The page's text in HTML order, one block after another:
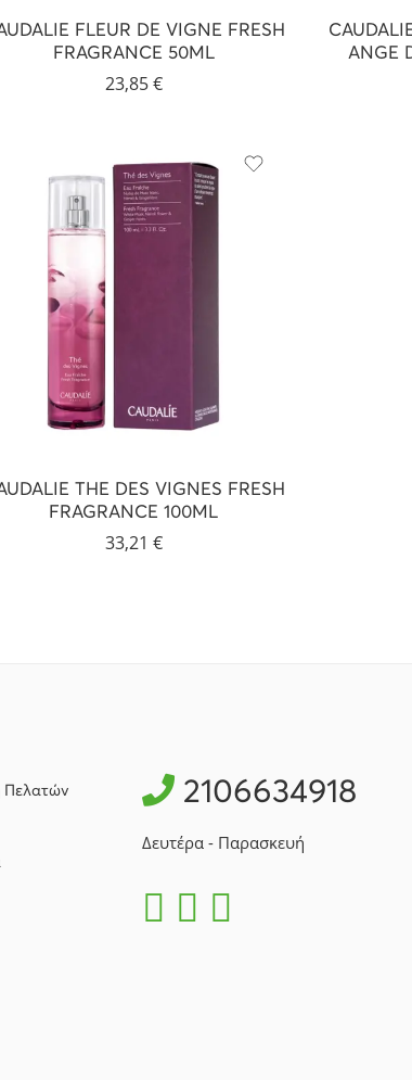
FLEUR DE VIGNE FRESH
FRAGRANCE 50ML
23,85€
ANGE
THE DES VIGNES FRESH
FRAGRANCE 100ML
33,21 €
Πελατών 2106634918
Δευτέρα - Παρασκευή